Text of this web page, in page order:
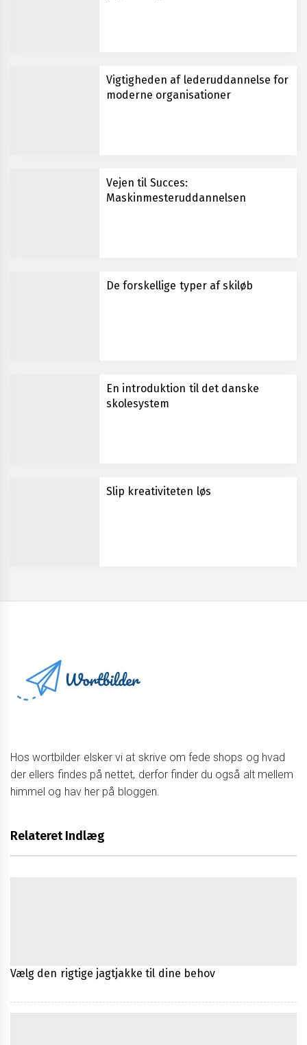
Vigtigheden af lederuddannelse for
moderne organisationer
Vejen til Succes:
Maskinmesteruddannelsen
De forskellige typer af skiløb
En introduktion til det danske
skolesystem
Slip kreativiteten løs
Hos wortbilder elsker vi at skrive om fede shops og hvad
der ellers findes på nettet, derfor finder du også alt mellem
himmel og hav her på bloggen.
Relateret Indlæg
Vælg den rigtige jagtjakke til dine behov